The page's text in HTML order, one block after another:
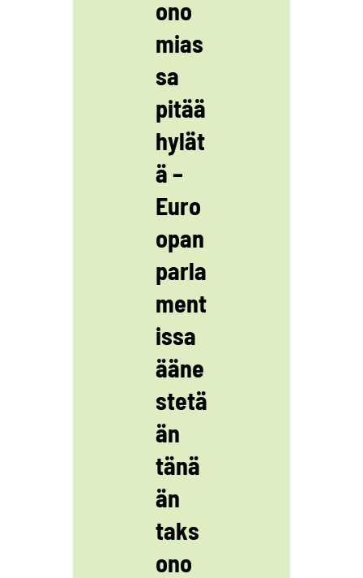
ono
mias
sa
pitää
hylät
ä –
Euro
opan
parla
ment
issa
ääne
stetä
än
tänä
än
taks
ono